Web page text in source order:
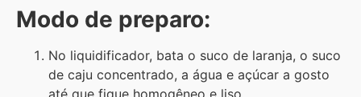
Modo de preparo:
No liquidificador, bata o suco de laranja, o suco
de caju concentrado, a água e açúcar a gosto